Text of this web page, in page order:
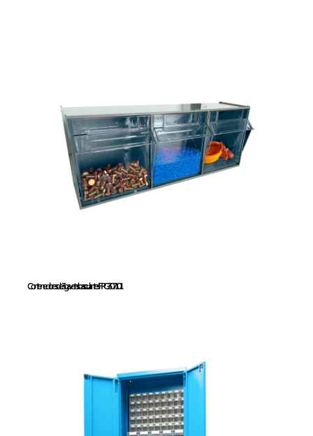
Contenedores de 3
gavetas basculantes
FPG307101
Contenedores de 3 gavetas basculantes FPG307101